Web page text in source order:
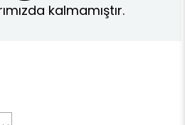
kalmamıştır.